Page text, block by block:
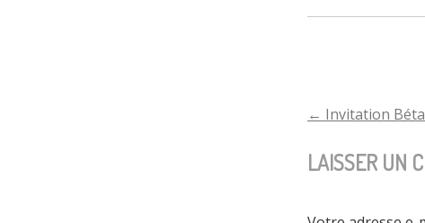
DE
← Invitation
LAISSER UN